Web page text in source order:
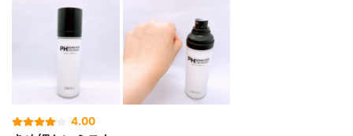
4.00